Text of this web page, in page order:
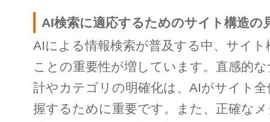
AI検索に適応するためのサイト構造の
AIによる情報検索が普及する中、サイ
ことの重要性が増しています。直感的
計やカテゴリの明確化は、AIがサイト
握するために重要です。また、正確な